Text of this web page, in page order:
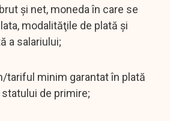
şi net, moneda în care se
modalităţile de plată şi
a salariului;
tariful minim garantat în plată
de primire;